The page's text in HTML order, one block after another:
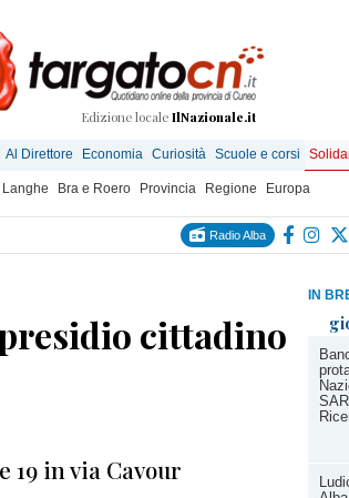
Edizione locale IlNazionale.it
Al Direttore Economia Curiosità Scuole e corsi
Bra e Roero Provincia Regione Europa
Radio Alba
IN
cittadino
19 in via Cavour